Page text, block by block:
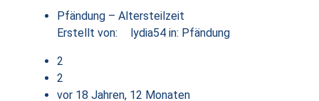
Pfändung – Altersteilzeit
Erstellt von:
lydia54 in: Pfändung
2
2
vor 18 Jahren, 12 Monaten